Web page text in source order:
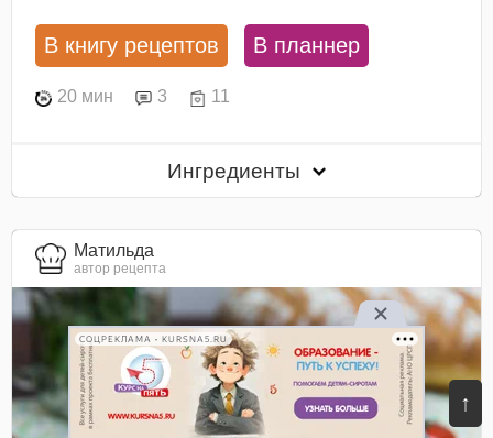
↑
В книгу рецептов В планнер
20 мин 3 11
Ингредиенты
Матильда
автор рецепта
СОЦРЕКЛАМА • KURSNA5.RU